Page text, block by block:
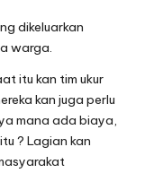
dikeluarkan
warga.
itu kan tim ukur
kan juga perlu
mana ada biaya,
? Lagian kan